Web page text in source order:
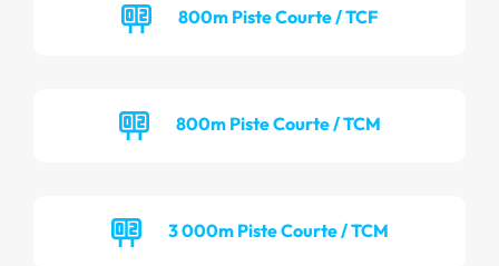
800m Piste Courte / TCF
800m Piste Courte / TCM
3 000m Piste Courte / TCM